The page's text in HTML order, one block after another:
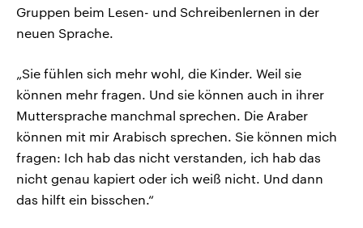
Gruppen beim Lesen- und Schreibenlernen in der
neuen Sprache.
„Sie fühlen sich mehr wohl, die Kinder. Weil sie
können mehr fragen. Und sie können auch in ihrer
Muttersprache manchmal sprechen. Die Araber
können mit mir Arabisch sprechen. Sie können mich
fragen: Ich hab das nicht verstanden, ich hab das
nicht genau kapiert oder ich weiß nicht. Und dann
das hilft ein bisschen.“